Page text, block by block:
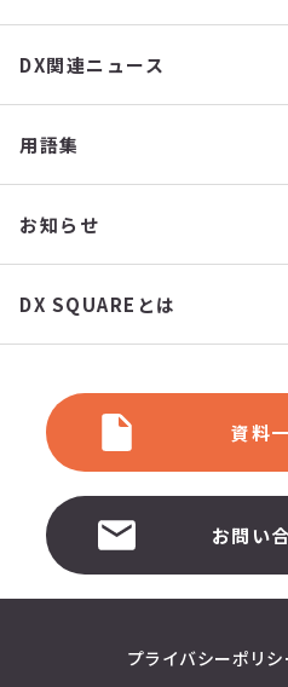
DX関連ニュース
用語集
お知らせ
DX SQUAREとは
資料
お問い
プライバシーポリシ